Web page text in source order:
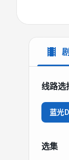
线路选
蓝光D
选集